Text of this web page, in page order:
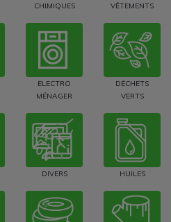
CHIMIQUES
VÊTEMENTS
ELECTRO
MÉNAGER
DÉCHETS
VERTS
DIVERS HUILES